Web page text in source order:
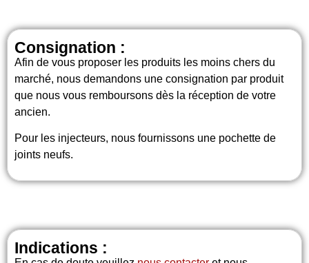
Consignation :
Afin de vous proposer les produits les moins chers du
marché, nous demandons une consignation par produit
que nous vous remboursons dès la réception de votre
ancien.
Pour les injecteurs, nous fournissons une pochette de
joints neufs.
Indications :